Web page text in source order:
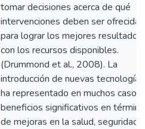
tomar decisiones acerca de qué
intervenciones deben ser ofrecidas
para lograr los mejores resultados
con los recursos disponibles.
(Drummond et al., 2008). La
introducción de nuevas tecnologías
ha representado en muchos casos
beneficios significativos en
de mejoras en la salud, seguridad y